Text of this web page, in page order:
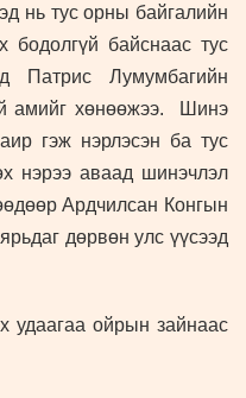
нь тус орны байгалийн
бодолгүй байснаас тус
Патрис Лумумбагийн
амийг хөнөөжээ. Шинэ
гэж нэрлэсэн ба тус
нэрээ аваад шинэчлэл
Ардчилсан Конгын
дөрвөн улс үүсээд
удаагаа ойрын зайнаас